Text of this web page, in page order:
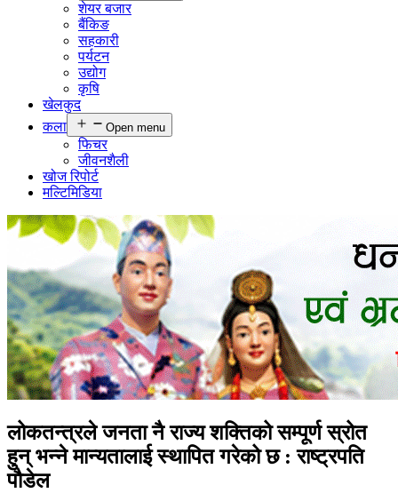
शेयर बजार
बैंकिङ
सहकारी
पर्यटन
उद्योग
कृषि
खेलकुद
कला
Open menu
फिचर
जीवनशैली
खोज रिपोर्ट
मल्टिमिडिया
लोकतन्त्रले जनता नै राज्य शक्तिको सम्पूर्ण स्रोत
हुन् भन्ने मान्यतालाई स्थापित गरेको छ : राष्ट्रपति
पौडेल